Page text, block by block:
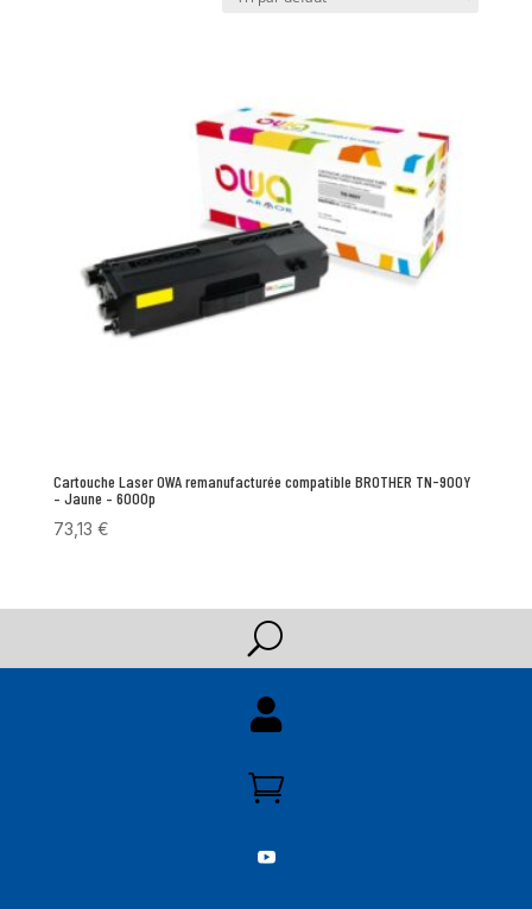
Cartouche Laser OWA remanufacturée compatible BROTHER TN-900Y
– Jaune – 6000p
73,13 €
U


